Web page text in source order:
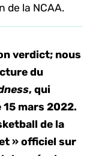
de la NCAA.
verdict; nous
du
, qui
mars 2022.
de la
» officiel sur